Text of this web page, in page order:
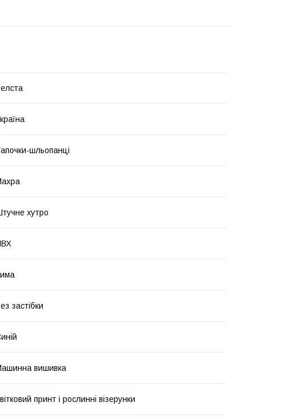
шльопанці
хутро
застібки
вишивка
принт і рослинні візерунки